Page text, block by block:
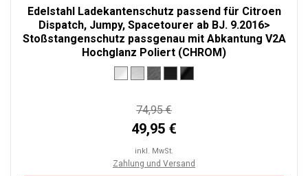
Edelstahl Ladekantenschutz passend für Citroen
Dispatch, Jumpy, Spacetourer ab BJ. 9.2016>
Stoßstangenschutz passgenau mit Abkantung V2A
Hochglanz Poliert (CHROM)
74,95 €
49,95 €
inkl. MwSt.
Zahlung und Versand